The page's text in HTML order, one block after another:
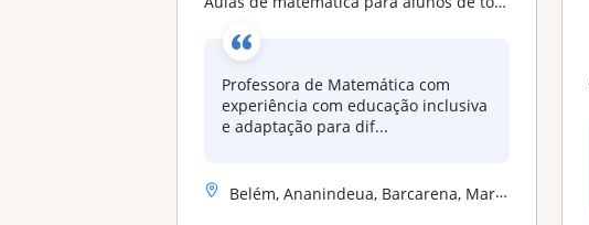
Professora de Matemática com
experiência com educação inclusiva
e adaptação para dif...
Belém, Ananindeua, Barcarena, Marituba